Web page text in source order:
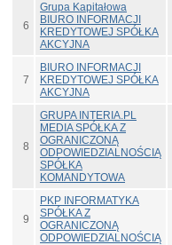
6
Grupa Kapitałowa
BIURO INFORMACJI
KREDYTOWEJ SPÓŁKA
AKCYJNA
7
BIURO INFORMACJI
KREDYTOWEJ SPÓŁKA
AKCYJNA
8
GRUPA INTERIA.PL
MEDIA SPÓŁKA Z
OGRANICZONĄ
ODPOWIEDZIALNOŚCIĄ
SPÓŁKA
KOMANDYTOWA
9
PKP INFORMATYKA
SPÓŁKA Z
OGRANICZONĄ
ODPOWIEDZIALNOŚCIĄ